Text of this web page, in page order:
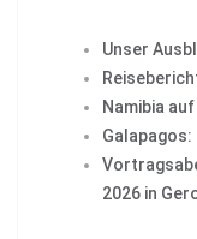
Unser
Namibia
Galapagos:
2026 in